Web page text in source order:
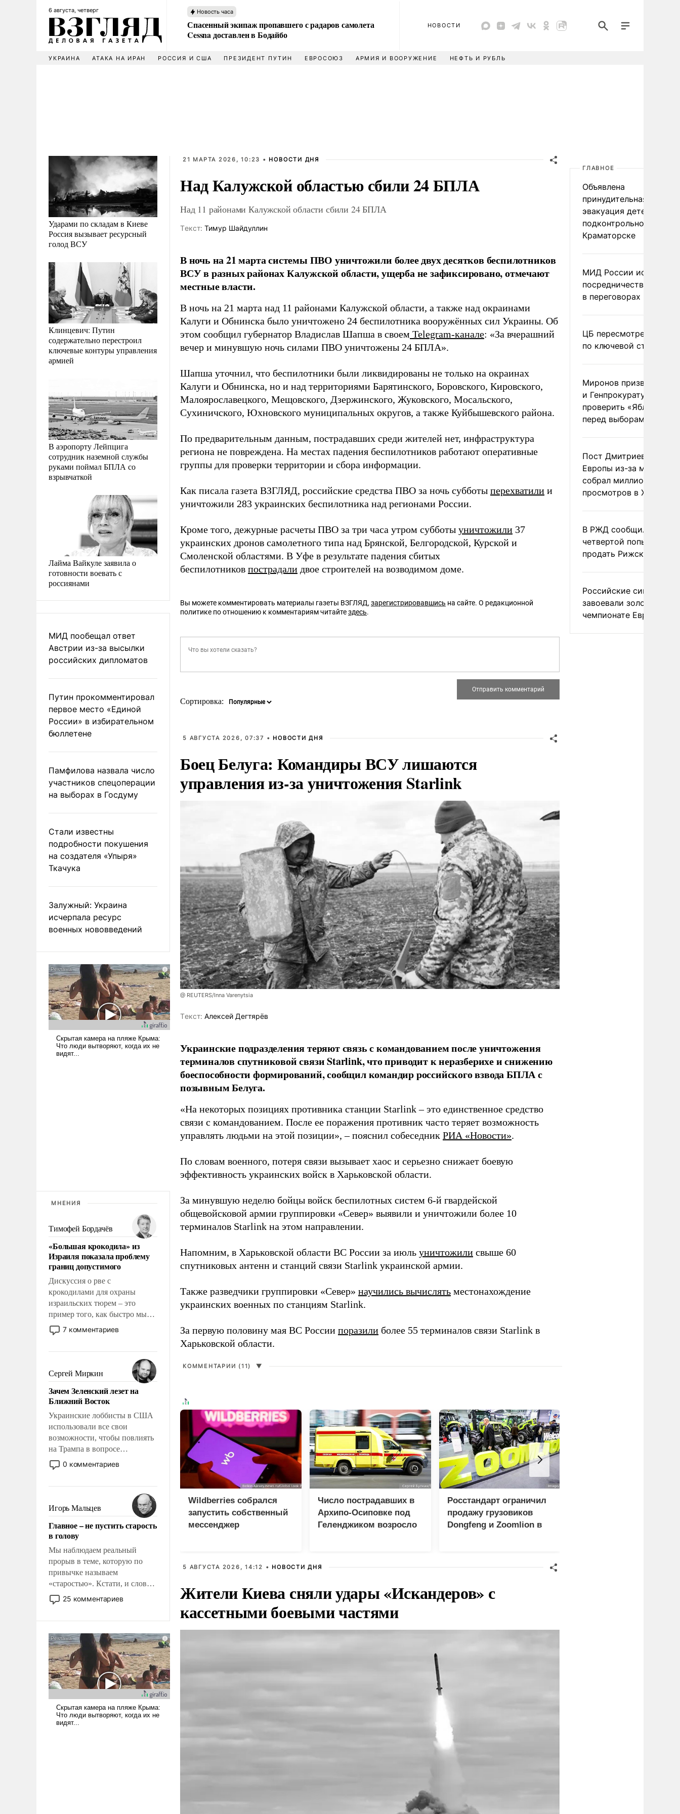
6 августа, четверг Новость часа
Спасенный экипаж пропавшего с радаров самолета
Cessna доставлен в Бодайбо
НОВОСТИ
УКРАИНА АТАКА НА ИРАН РОССИЯ И США ПРЕЗИДЕНТ ПУТИН ЕВРОСОЮЗ АРМИЯ И ВООРУЖЕНИЕ НЕФТЬ И РУБЛЬ
Ударами по складам в Киеве
Россия вызывает ресурсный
голод ВСУ
Клинцевич: Путин
содержательно перестроил
ключевые контуры управления
армией
В аэропорту Лейпцига
сотрудник наземной службы
руками поймал БПЛА со
взрывчаткой
Лайма Вайкуле заявила о
готовности воевать с
россиянами
МИД пообещал ответ
Австрии из-за высылки
российских дипломатов
Путин прокомментировал
первое место «Единой
России» в избирательном
бюллетене
Памфилова назвала число
участников спецоперации
на выборах в Госдуму
Стали известны
подробности покушения
на создателя «Упыря»
Ткачука
Залужный: Украина
исчерпала ресурс
военных нововведений
МНЕНИЯ
Тимофей Бордачёв
«Большая крокодила» из
Израиля показала проблему
границ допустимого
Дискуссия о рве с
крокодилами для охраны
израильских тюрем – это
пример того, как быстро мы
двигаемся по пути
революционных изменений.
псевдонаучной фантастики,
стало всерьез обсуждаемой
идеей.
7 комментариев
Сергей Миркин
Зачем Зеленский лезет на
Ближний Восток
Украинские лоббисты в США
использовали все свои
возможности, чтобы повлиять
на Трампа в вопросе
предоставления вооружений
своим нанимателям. Вероятно,
консультирует Киев, пришла в
голову мысль: хорошо бы
продемонстрировать, что
Украина вступила в
вооруженное противостояние
с Ираном.
0 комментариев
Игорь Мальцев
Главное – не пустить старость
в голову
Мы наблюдаем реальный
прорыв в теме, которую по
привычке называем
«старостью». Кстати, и слово-
то это уже стараются не
использовать – так же, как
что оно уже несет негативные
коннотации.
25 комментариев
21 МАРТА 2026, 10:23 • НОВОСТИ ДНЯ
Над Калужской областью сбили 24 БПЛА
Над 11 районами Калужской области сбили 24 БПЛА
Tекст: Тимур Шайдуллин
В ночь на 21 марта системы ПВО уничтожили более двух десятков беспилотников
ВСУ в разных районах Калужской области, ущерба не зафиксировано, отмечают
местные власти.
В ночь на 21 марта над 11 районами Калужской области, а также над окраинами
Калуги и Обнинска было уничтожено 24 беспилотника вооружённых сил Украины. Об
этом сообщил губернатор Владислав Шапша в своем Telegram-канале: «За вчерашний
вечер и минувшую ночь силами ПВО уничтожены 24 БПЛА».
Шапша уточнил, что беспилотники были ликвидированы не только на окраинах
Калуги и Обнинска, но и над территориями Барятинского, Боровского, Кировского,
Малоярославецкого, Мещовского, Дзержинского, Жуковского, Мосальского,
Сухиничского, Юхновского муниципальных округов, а также Куйбышевского района.
По предварительным данным, пострадавших среди жителей нет, инфраструктура
региона не повреждена. На местах падения беспилотников работают оперативные
группы для проверки территории и сбора информации.
Как писала газета ВЗГЛЯД, российские средства ПВО за ночь субботы перехватили и
уничтожили 283 украинских беспилотника над регионами России.
Кроме того, дежурные расчеты ПВО за три часа утром субботы уничтожили 37
украинских дронов самолетного типа над Брянской, Белгородской, Курской и
Смоленской областями. В Уфе в результате падения сбитых
беспилотников пострадали двое строителей на возводимом доме.
Вы можете комментировать материалы газеты ВЗГЛЯД, зарегистрировавшись на сайте. О редакционной
политике по отношению к комментариям читайтездесь.
Сортировка:
5 АВГУСТА 2026, 07:37 • НОВОСТИ ДНЯ
Боец Белуга: Командиры ВСУ лишаются
управления из-за уничтожения Starlink
@ REUTERS/Inna Varenytsia
Tекст: Алексей Дегтярёв
Украинские подразделения теряют связь с командованием после уничтожения
терминалов спутниковой связи Starlink, что приводит к неразберихе и снижению
боеспособности формирований, сообщил командир российского взвода БПЛА с
позывным Белуга.
«На некоторых позициях противника станции Starlink – это единственное средство
связи с командованием. После ее поражения противник часто теряет возможность
управлять людьми на этой позиции», – пояснил собеседник РИА «Новости».
По словам военного, потеря связи вызывает хаос и серьезно снижает боевую
эффективность украинских войск в Харьковской области.
За минувшую неделю бойцы войск беспилотных систем 6-й гвардейской
общевойсковой армии группировки «Север» выявили и уничтожили более 10
терминалов Starlink на этом направлении.
Напомним, в Харьковской области ВС России за июль уничтожили свыше 60
спутниковых антенн и станций связи Starlink украинской армии.
Также разведчики группировки «Север» научились вычислять местонахождение
украинских военных по станциям Starlink.
За первую половину мая ВС России поразили более 55 терминалов связи Starlink в
Харьковской области.
КОММЕНТАРИИ (11) ▼
Wildberries собрался
запустить собственный
мессенджер
Число пострадавших в
Архипо-Осиповке под
Геленджиком возросло
Росстандарт ограничил
продажу грузовиков
Dongfeng и Zoomlion в
5 АВГУСТА 2026, 14:12 • НОВОСТИ ДНЯ
Жители Киева сняли удары «Искандеров» с
кассетными боевыми частями
ГЛАВНОЕ
Объявлена
принудительная
эвакуация детей в
подконтрольном Киеву
Краматорске
МИД России исключил
посредничество
в переговорах по
ЦБ пересмотрел
по ключевой ставке
Миронов призвал
и Генпрокуратуру
проверить «Яблоко»
перед выборами
Пост Дмитриева о
Европы из-за
собрал миллион
просмотров в X
В РЖД сообщили о
четвертой попытке
продать Рижский
Российские
завоевали золото на
чемпионате Европы